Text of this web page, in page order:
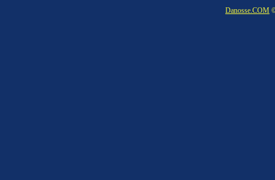
Danosse.COM